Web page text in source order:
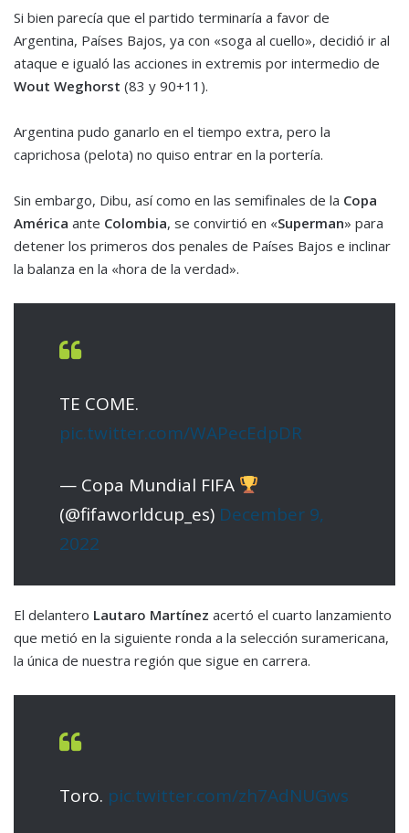
Si bien parecía que el partido terminaría a favor de
Argentina, Países Bajos, ya con «soga al cuello», decidió ir al
ataque e igualó las acciones in extremis por intermedio de
Wout Weghorst (83 y 90+11).
Argentina pudo ganarlo en el tiempo extra, pero la
caprichosa (pelota) no quiso entrar en la portería.
Sin embargo, Dibu, así como en las semifinales de la Copa
América ante Colombia, se convirtió en «Superman» para
detener los primeros dos penales de Países Bajos e inclinar
la balanza en la «hora de la verdad».
TE COME.
pic.twitter.com/WAPecEdpDR
— Copa Mundial FIFA
(@fifaworldcup_es) December 9,
2022
El delantero Lautaro Martínez acertó el cuarto lanzamiento
que metió en la siguiente ronda a la selección suramericana,
la única de nuestra región que sigue en carrera.
Toro. pic.twitter.com/zh7AdNUGws